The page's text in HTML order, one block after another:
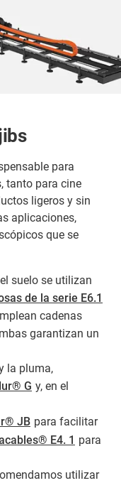
para
tanto para cine
ligeros y sin
aplicaciones,
que se
suelo se utilizan
de la serie E6.1
cadenas
garantizan un
la pluma,
G y, en el
JB para facilitar
E4. 1 para
utilizar